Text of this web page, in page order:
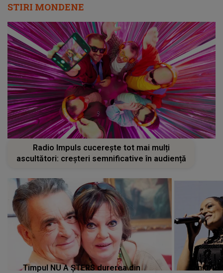
STIRI MONDENE
Radio Impuls cucerește tot mai mulți
ascultători: creșteri semnificative în audiență
Timpul NU A ȘTERS durerea din
Tania